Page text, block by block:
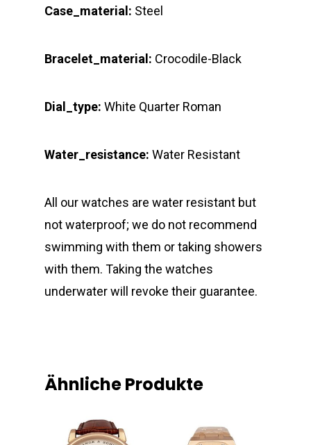
Case_material: Steel
Bracelet_material: Crocodile-Black
Dial_type: White Quarter Roman
Water_resistance: Water Resistant
All our watches are water resistant but
not waterproof; we do not recommend
swimming with them or taking showers
with them. Taking the watches
underwater will revoke their guarantee.
Ähnliche Produkte